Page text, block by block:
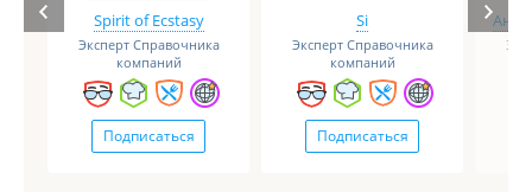
Spirit of Ecstasy
Эксперт Справочника
компаний
Подписаться
Si
Эксперт Справочника
компаний
Подписаться